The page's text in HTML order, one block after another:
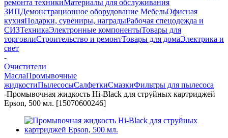
ремонта техникиМатериалы для обслуживания
ЗИПДемонстрационное оборудование МебельОфисная
кухняПодарки, сувениры, наградыРабочая спецодежда и
СИЗТехникаЭлектронные компонентыТовары для
торговлиСтроительство и ремонтТовары для домаЭлектрика и
свет
-
Очистители
МаслаПромывочные
жидкостиПылесосыСалфеткиСмазкиФильтры для пылесоса
-Промывочная жидкость Hi-Black для струйных картриджей
Epson, 500 мл. [15070600246]